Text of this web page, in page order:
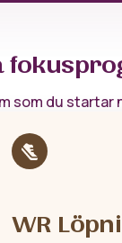
som du startar
WR